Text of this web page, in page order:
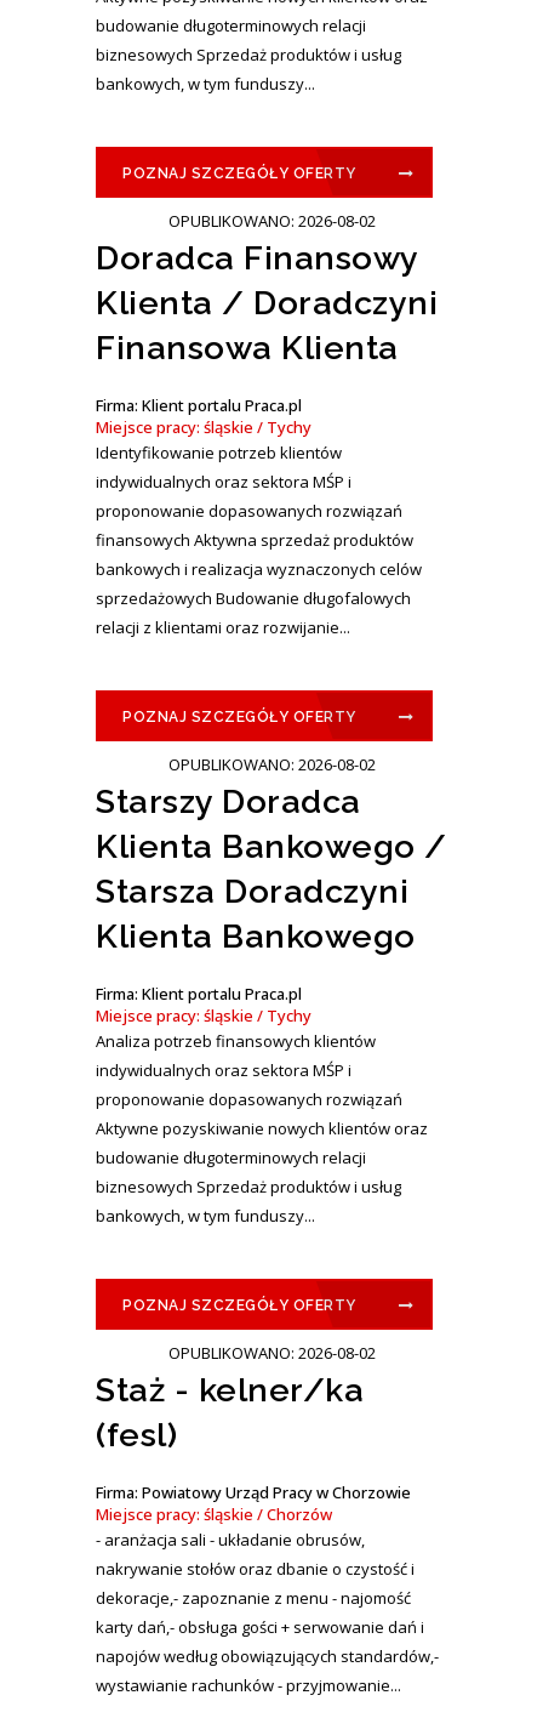
budowanie długoterminowych relacji
biznesowych Sprzedaż produktów i usług
bankowych, w tym funduszy...
POZNAJ SZCZEGÓŁY OFERTY
OPUBLIKOWANO: 2026-08-02
Doradca Finansowy
Klienta / Doradczyni
Finansowa Klienta
Firma: Klient portalu Praca.pl
Miejsce pracy: śląskie / Tychy
Identyfikowanie potrzeb klientów
indywidualnych oraz sektora MŚP i
proponowanie dopasowanych rozwiązań
finansowych Aktywna sprzedaż produktów
bankowych i realizacja wyznaczonych celów
sprzedażowych Budowanie długofalowych
relacji z klientami oraz rozwijanie...
POZNAJ SZCZEGÓŁY OFERTY
OPUBLIKOWANO: 2026-08-02
Starszy Doradca
Klienta Bankowego /
Starsza Doradczyni
Klienta Bankowego
Firma: Klient portalu Praca.pl
Miejsce pracy: śląskie / Tychy
Analiza potrzeb finansowych klientów
indywidualnych oraz sektora MŚP i
proponowanie dopasowanych rozwiązań
Aktywne pozyskiwanie nowych klientów oraz
budowanie długoterminowych relacji
biznesowych Sprzedaż produktów i usług
bankowych, w tym funduszy...
POZNAJ SZCZEGÓŁY OFERTY
OPUBLIKOWANO: 2026-08-02
Staż - kelner/ka
(fesl)
Firma: Powiatowy Urząd Pracy w Chorzowie
Miejsce pracy: śląskie / Chorzów
- aranżacja sali - układanie obrusów,
nakrywanie stołów oraz dbanie o czystość i
dekoracje,- zapoznanie z menu - najomość
karty dań,- obsługa gości + serwowanie dań i
napojów według obowiązujących standardów,-
wystawianie rachunków - przyjmowanie...